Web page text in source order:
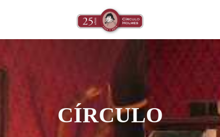
CÍRCULO